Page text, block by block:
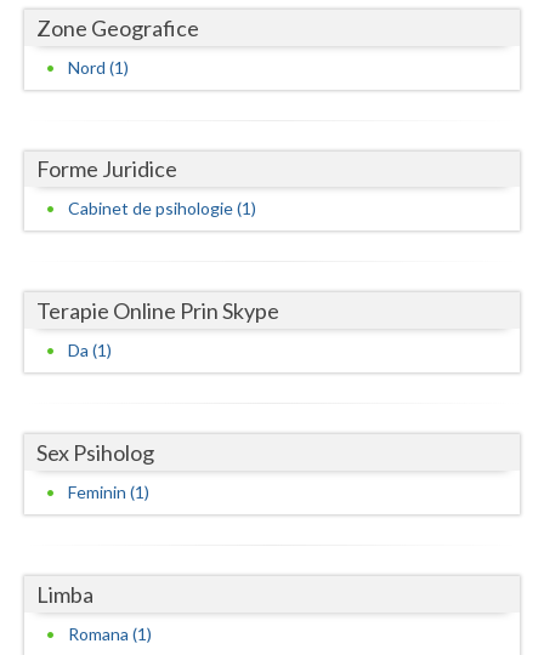
Ialomita
Iasi
Maramures
Mehedinti
Neamt
Olt
Salaj
Satu-Mare
Suceava
Teleorman
Zone Geografice
Nord (1)
Forme Juridice
Cabinet de psihologie (1)
Terapie Online Prin Skype
Da (1)
Sex Psiholog
Feminin (1)
Limba
Romana (1)